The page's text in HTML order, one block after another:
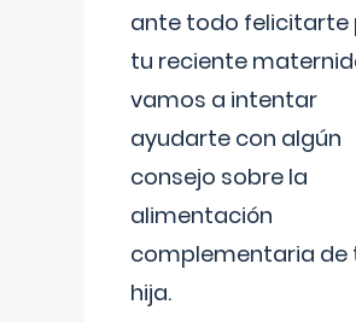
ante todo felicitarte
tu reciente
vamos a intentar
ayudarte con algún
consejo sobre la
alimentación
complementaria de
hija.